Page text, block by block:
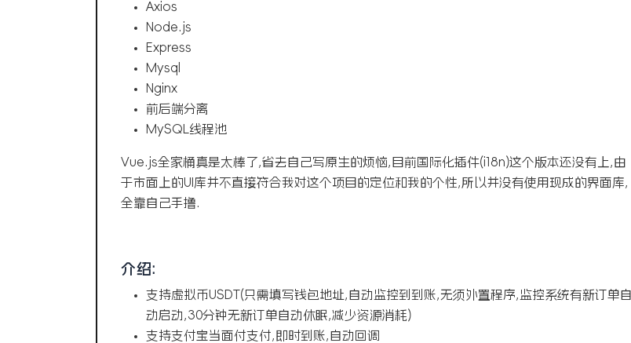
Axios
Node.js
Express
Mysql
Nginx
前后端分离
MySQL线程池
Vue.js全家桶真是太棒了,省去自己写原生的烦恼,目前国际化插件(i18n)这个版本还没有上,由
于市面上的UI库并不直接符合我对这个项目的定位和我的个性,所以并没有使用现成的界面库,
全靠自己手撸.
介绍:
支持虚拟币USDT(只需填写钱包地址,自动监控到到账,无须外置程序,监控系统有新订单自
动启动,30分钟无新订单自动休眠,减少资源消耗)
支持支付宝当面付支付,即时到账,自动回调